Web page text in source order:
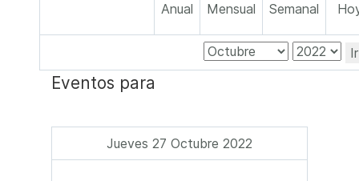
Anual Mensual Semanal
Eventos para
Jueves 27 Octubre 2022